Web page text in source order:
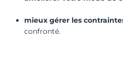
mieux gérer les
confronté.